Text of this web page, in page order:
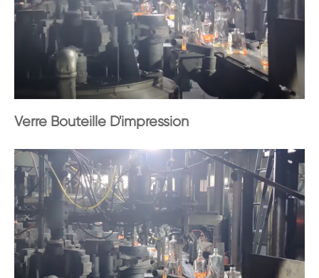
Verre Bouteille D'impression